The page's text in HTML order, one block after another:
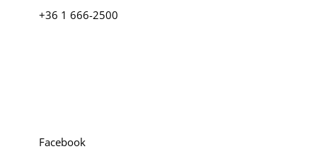
+36 1 666-2500
Facebook